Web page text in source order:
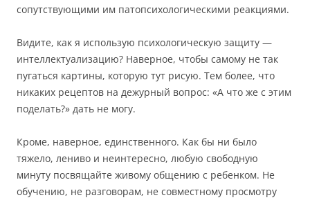
сопутствующими им патопсихологическими реакциями.
Видите, как я использую психологическую защиту —
интеллектуализацию? Наверное, чтобы самому не так
пугаться картины, которую тут рисую. Тем более, что
никаких рецептов на дежурный вопрос: «А что же с этим
поделать?» дать не могу.
Кроме, наверное, единственного. Как бы ни было
тяжело, лениво и неинтересно, любую свободную
минуту посвящайте живому общению с ребенком. Не
обучению, не разговорам, не совместному просмотру